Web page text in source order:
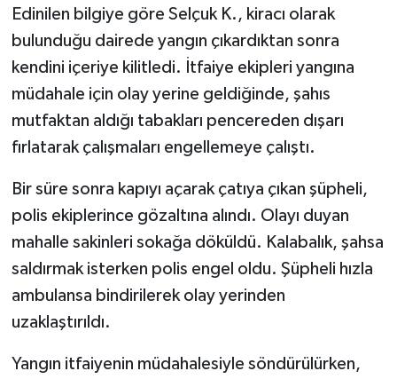
Edinilen bilgiye göre Selçuk K., kiracı olarak
bulunduğu dairede yangın çıkardıktan sonra
kendini içeriye kilitledi. İtfaiye ekipleri yangına
müdahale için olay yerine geldiğinde, şahıs
mutfaktan aldığı tabakları pencereden dışarı
fırlatarak çalışmaları engellemeye çalıştı.
Bir süre sonra kapıyı açarak çatıya çıkan şüpheli,
polis ekiplerince gözaltına alındı. Olayı duyan
mahalle sakinleri sokağa döküldü. Kalabalık, şahsa
saldırmak isterken polis engel oldu. Şüpheli hızla
ambulansa bindirilerek olay yerinden
uzaklaştırıldı.
Yangın itfaiyenin müdahalesiyle söndürülürken,